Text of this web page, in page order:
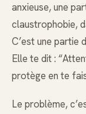
anxieuse, une
claustrophobie,
C’est une partie
Elle te dit :
protège en te
Le problème,